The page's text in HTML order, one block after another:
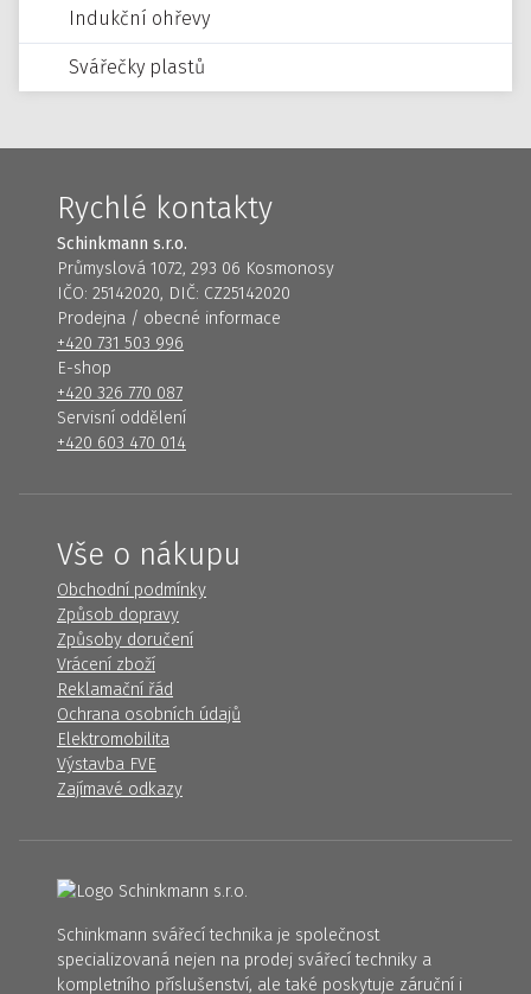
Indukční ohřevy
Svářečky plastů
Rychlé kontakty
Schinkmann s.r.o.
Průmyslová 1072, 293 06 Kosmonosy
IČO: 25142020, DIČ: CZ25142020
Prodejna / obecné informace
+420 731 503 996
E-shop
+420 326 770 087
Servisní oddělení
+420 603 470 014
Vše o nákupu
Obchodní podmínky
Způsob dopravy
Způsoby doručení
Vrácení zboží
Reklamační řád
Ochrana osobních údajů
Elektromobilita
Výstavba FVE
Zajímavé odkazy
Schinkmann svářecí technika je společnost
specializovaná nejen na prodej svářecí techniky a
kompletního příslušenství, ale také poskytuje záruční i